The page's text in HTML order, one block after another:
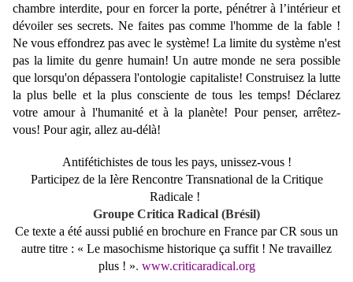
chambre interdite, pour en forcer la porte, pénétrer à l’intérieur et
dévoiler ses secrets. Ne faites pas comme l'homme de la fable !
Ne vous effondrez pas avec le système! La limite du système n'est
pas la limite du genre humain! Un autre monde ne sera possible
que lorsqu'on dépassera l'ontologie capitaliste! Construisez la lutte
la plus belle et la plus consciente de tous les temps! Déclarez
votre amour à l'humanité et à la planète! Pour penser, arrêtez-
vous! Pour agir, allez au-délà!
Antifétichistes de tous les pays, unissez-vous !
Participez de la Ière Rencontre Transnational de la Critique
Radicale !
Groupe Critica Radical (Brésil)
Ce texte a été aussi publié en brochure en France par CR sous un
autre titre : « Le masochisme historique ça suffit ! Ne travaillez
plus ! ». www.criticaradical.org